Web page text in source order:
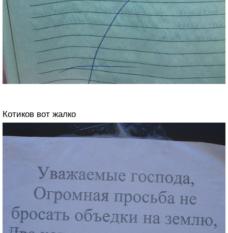
Котиков вот жалко